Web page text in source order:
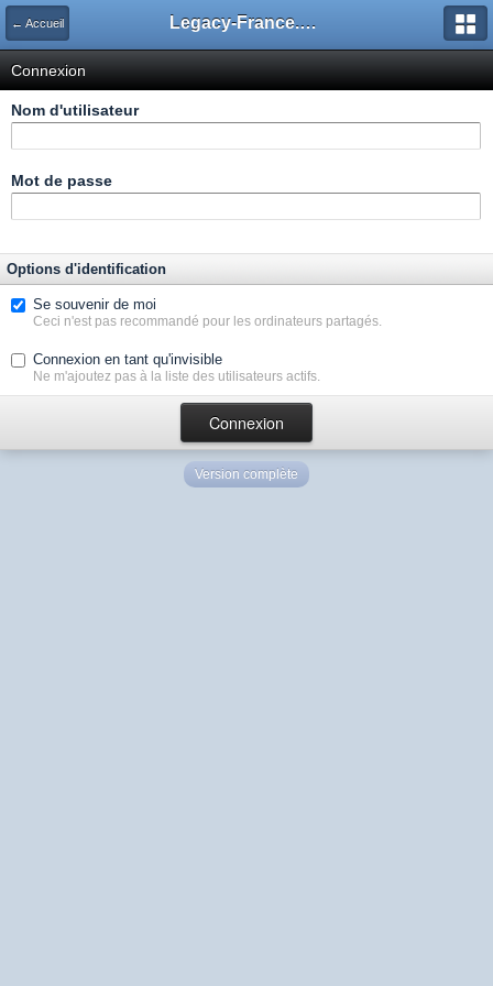
← Accueil Legacy-France.org - Forum
Connexion
Nom d'utilisateur
Mot de passe
Options d'identification
Se souvenir de moi
Ceci n'est pas recommandé pour les ordinateurs partagés.
Connexion en tant qu'invisible
Ne m'ajoutez pas à la liste des utilisateurs actifs.
Version complète